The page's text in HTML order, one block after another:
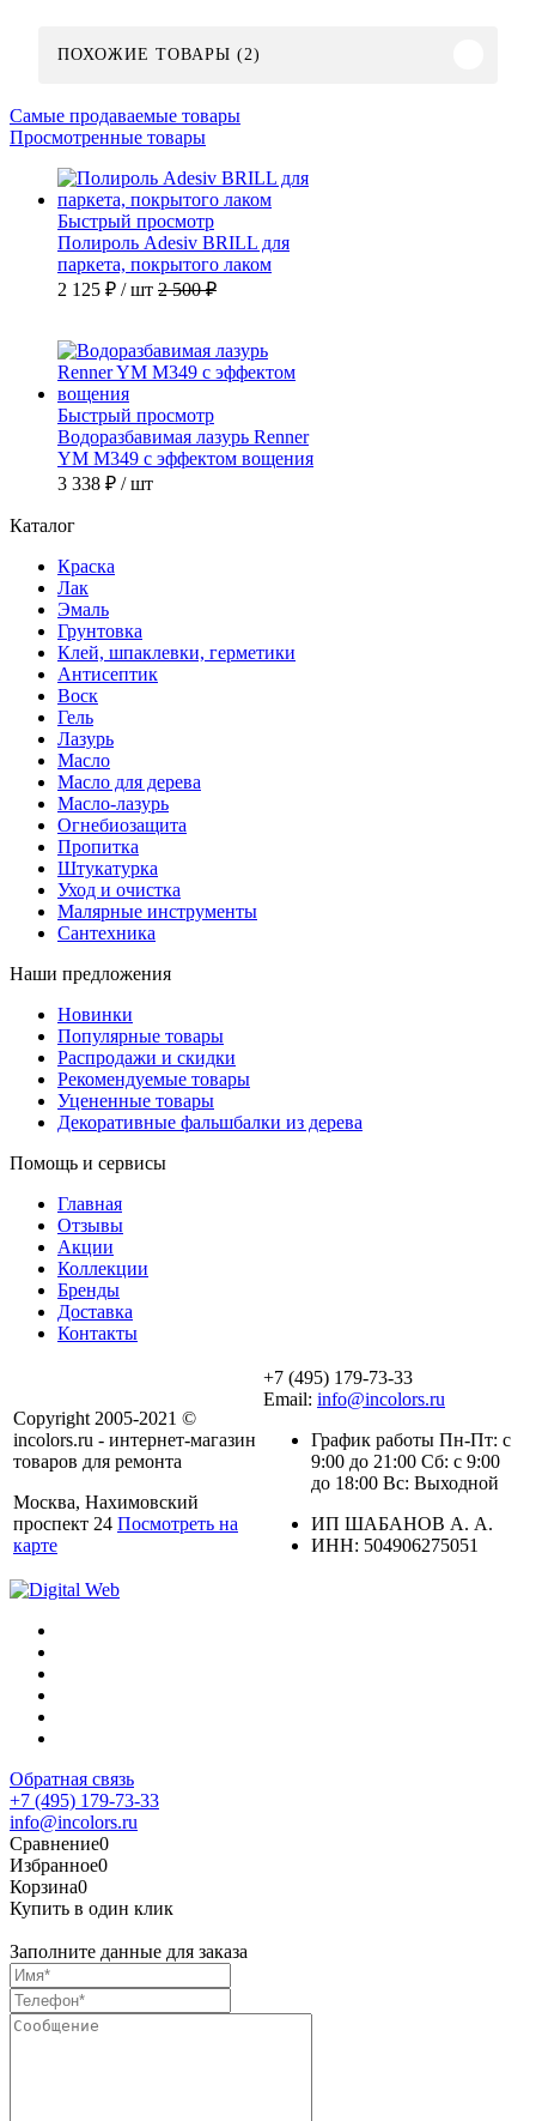
ПОХОЖИЕ ТОВАРЫ (2)
Самые продаваемые товары
Просмотренные товары
Быстрый просмотр
Полироль Adesiv BRILL для
паркета, покрытого лаком
2 125 ₽ / шт 2 500 ₽
Быстрый просмотр
Водоразбавимая лазурь Renner
YM M349 с эффектом вощения
3 338 ₽ / шт
Каталог
Краска
Лак
Эмаль
Грунтовка
Клей, шпаклевки, герметики
Антисептик
Воск
Гель
Лазурь
Масло
Масло для дерева
Масло-лазурь
Огнебиозащита
Пропитка
Штукатурка
Уход и очистка
Малярные инструменты
Сантехника
Наши предложения
Новинки
Популярные товары
Распродажи и скидки
Рекомендуемые товары
Уцененные товары
Декоративные фальшбалки из дерева
Помощь и сервисы
Главная
Отзывы
Акции
Коллекции
Бренды
Доставка
Контакты
Copyright 2005-2021 ©
incolors.ru - интернет-магазин
товаров для ремонта
Москва, Нахимовский
проспект 24 Посмотреть на
карте
+7 (495) 179-73-33
Email: info@incolors.ru
График работы Пн-Пт: с
9:00 до 21:00 Сб: с 9:00
до 18:00 Вс: Выходной
ИП ШАБАНОВ А. А.
ИНН: 504906275051
Обратная связь
+7 (495) 179-73-33
info@incolors.ru
Сравнение0
Избранное0
Корзина0
Купить в один клик
Заполните данные для заказа